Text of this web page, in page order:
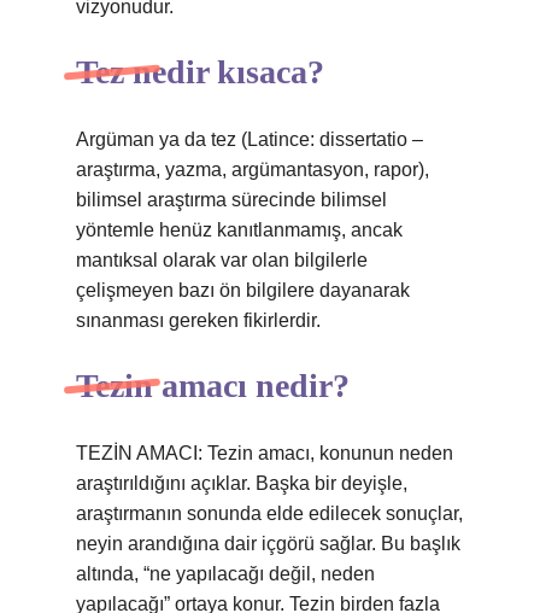
vizyonudur.
Tez nedir kısaca?
Argüman ya da tez (Latince: dissertatio –
araştırma, yazma, argümantasyon, rapor),
bilimsel araştırma sürecinde bilimsel
yöntemle henüz kanıtlanmamış, ancak
mantıksal olarak var olan bilgilerle
çelişmeyen bazı ön bilgilere dayanarak
sınanması gereken fikirlerdir.
Tezin amacı nedir?
TEZİN AMACI: Tezin amacı, konunun neden
araştırıldığını açıklar. Başka bir deyişle,
araştırmanın sonunda elde edilecek sonuçlar,
neyin arandığına dair içgörü sağlar. Bu başlık
altında, “ne yapılacağı değil, neden
yapılacağı” ortaya konur. Tezin birden fazla